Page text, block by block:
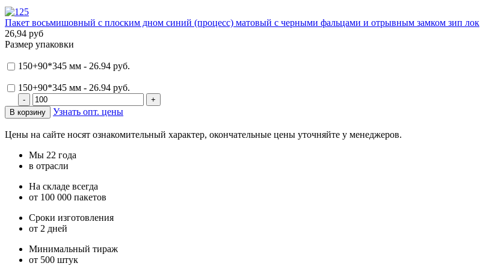
Пакет восьмишовный с плоским дном синий (процесс) матовый с черными фальцами и отрывным замком зип лок
26,94 руб
Размер упаковки
150+90*345 мм - 26.94 руб.
150+90*345 мм - 26.94 руб.
Узнать опт. цены
Цены на сайте носят ознакомительный характер, окончательные цены уточняйте у менеджеров.
Мы 22 года
в отрасли
На складе всегда
от 100 000 пакетов
Сроки изготовления
от 2 дней
Минимальный тираж
от 500 штук